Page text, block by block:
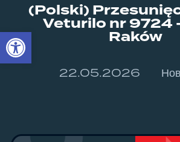
Відкрити Панель інструментів
(Polski)
Veturilo nr 9724
Raków
22.05.2026